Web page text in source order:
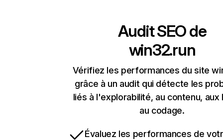
Audit SEO de
win32.run
Vérifiez les performances du site
grâce à un audit qui détecte les
liés à l'explorabilité, au contenu, aux
au codage.
Évaluez les performances de